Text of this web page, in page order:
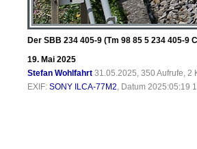
Der SBB 234 405-9 (Tm 98 85 5 234 405-9
19. Mai 2025
Stefan Wohlfahrt 31.05.2025, 350 Aufrufe, 2
EXIF: SONY ILCA-77M2, Datum 2025:05:19